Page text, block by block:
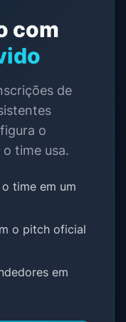
com
de
o
time usa.
time em um
o pitch oficial
em